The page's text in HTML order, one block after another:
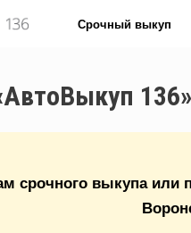
Срочный выкуп
136»
срочного выкупа